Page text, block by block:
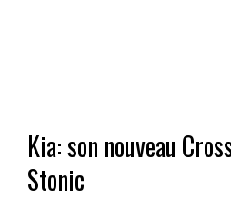
Kia: son nouveau
Stonic